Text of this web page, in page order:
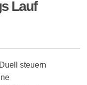
Lauf
steuern